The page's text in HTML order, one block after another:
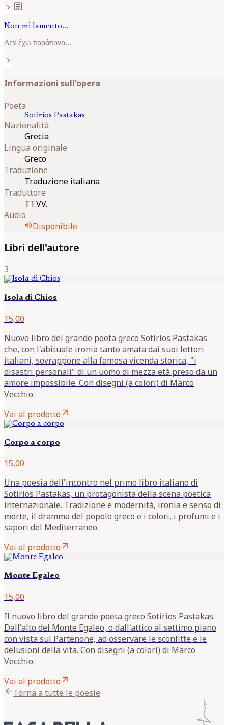
chevron_right article
Non mi lamento...
Δεν έχω παράπονο...
chevron_right
Informazioni sull'opera
Poeta
Sotirios Pastakas
Nazionalità
Grecia
Lingua originale
Greco
Traduzione
Traduzione italiana
Traduttore
TT.VV.
Audio
volume_upDisponibile
Libri dell'autore
3
Isola di Chios
15,00
Nuovo libro del grande poeta greco Sotirios Pastakas
che, con l'abituale ironia tanto amata dai suoi lettori
italiani, sovrappone alla famosa vicenda storica, "i
disastri personali" di un uomo di mezza età preso da un
amore impossibile. Con disegni (a colori) di Marco
Vecchio.
Vai al prodottoarrow_outward
Corpo a corpo
15,00
Una poesia dell'incontro nel primo libro italiano di
Sotirios Pastakas, un protagonista della scena poetica
internazionale. Tradizione e modernità, ironia e senso di
morte, il dramma del popolo greco e i colori, i profumi e i
sapori del Mediterraneo.
Vai al prodottoarrow_outward
Monte Egaleo
15,00
Il nuovo libro del grande poeta greco Sotirios Pastakas.
Dall'alto del Monte Egaleo, o dall'attico al settimo piano
con vista sul Partenone, ad osservare le sconfitte e le
delusioni della vita. Con disegni (a colori) di Marco
Vecchio.
Vai al prodottoarrow_outward
arrow_backTorna a tutte le poesie